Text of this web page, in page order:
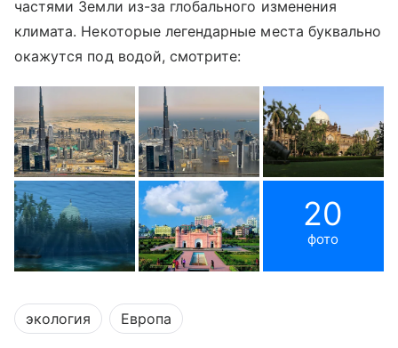
частями Земли из-за глобального изменения
климата. Некоторые легендарные места буквально
окажутся под водой, смотрите:
20
фото
экология Европа